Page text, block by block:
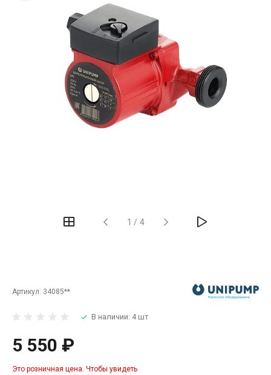
1 / 4
Артикул: 34085**
В наличии: 4 шт
5 550 ₽
Это розничная цена. Чтобы увидеть